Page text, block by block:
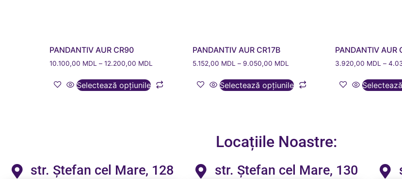
PANDANTIV AUR CR90
10.100,00 MDL – 12.200,00 MDL
Selectează opțiunile
PANDANTIV AUR CR17B
5.152,00 MDL – 9.050,00 MDL
Selectează opțiunile
PANDANTIV AUR
3.920,00 MDL –
Locațiile Noastre:
str. Ștefan cel Mare, 128 str. Ștefan cel Mare, 130